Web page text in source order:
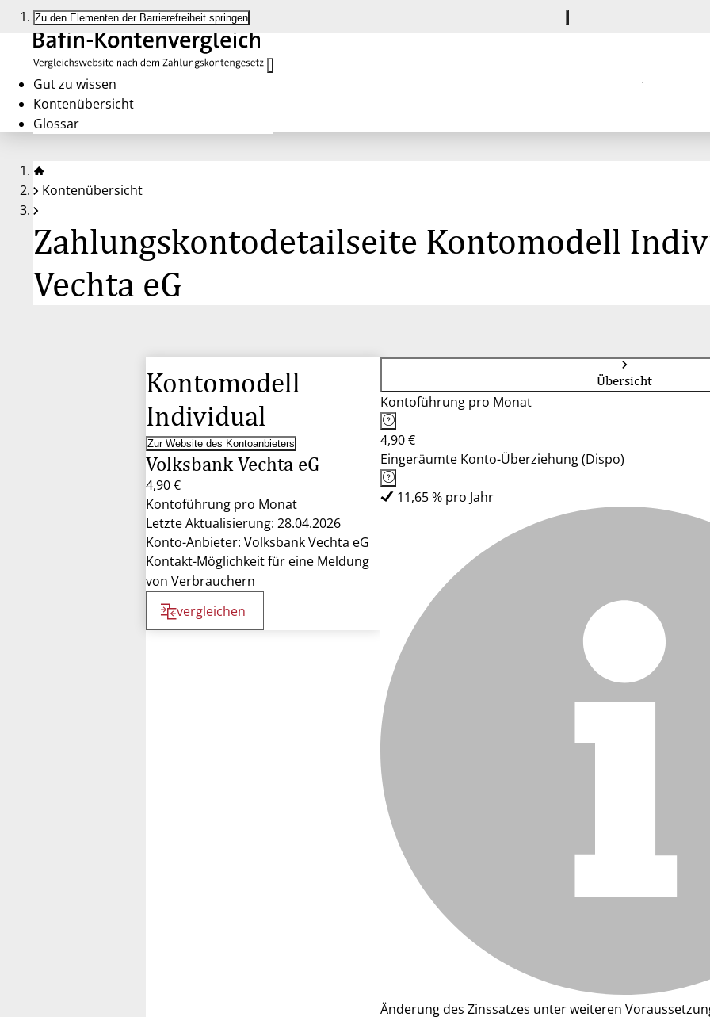
Zu den Elementen der Barrierefreiheit springen
Gut zu wissen
Kontenübersicht
Glossar
Kontenübersicht
Zahlungskontodetailseite Kontomodell
Vechta eG
Kontomodell
Individual
Zur Website des Kontoanbieters
Volksbank Vechta eG
4,90 €
Kontoführung pro Monat
Letzte Aktualisierung: 28.04.2026
Konto-Anbieter: Volksbank Vechta eG
Kontakt-Möglichkeit für eine Meldung
von Verbrauchern
vergleichen
Übersicht
Kontoführung pro Monat
4,90 €
Eingeräumte Konto-Überziehung (Dispo)
11,65 % pro Jahr
Änderung des Zinssatzes unter weiteren